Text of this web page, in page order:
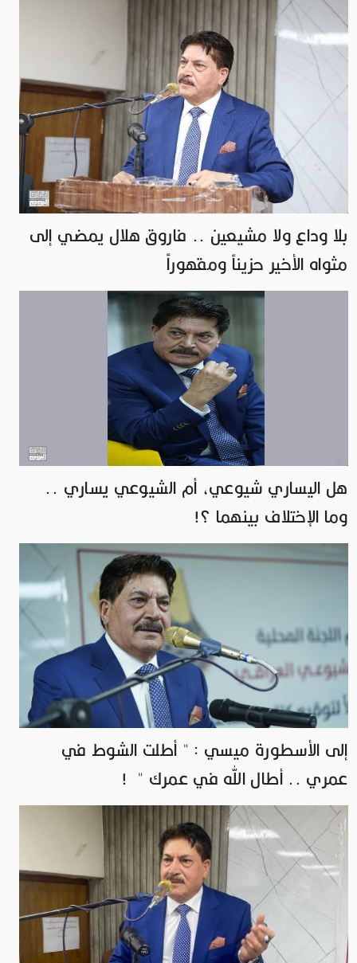
بلا وداع ولا مشيعين .. فاروق هلال يمضي إلى
مثواه الأخير حزيناً ومقهوراً
هل اليساري شيوعي، أم الشيوعي يساري ..
وما الإختلاف بينهما ؟!
إلى الأسطورة ميسي : " أطلت الشوط في
عمري .. أطال الله في عمرك " !